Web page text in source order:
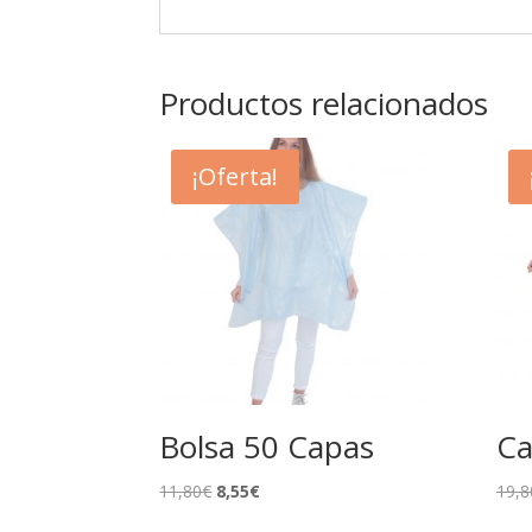
Productos relacionados
¡Oferta!
Bolsa 50 Capas
11,80€ El
8,55€El